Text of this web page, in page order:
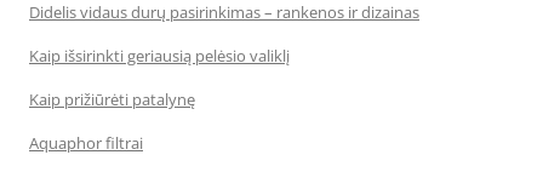
Didelis vidaus durų pasirinkimas – rankenos ir dizainas
Kaip išsirinkti geriausią pelėsio valiklį
Kaip prižiūrėti patalynę
Aquaphor filtrai